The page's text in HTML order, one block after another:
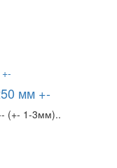
мм +-
(+- 1-3мм)..